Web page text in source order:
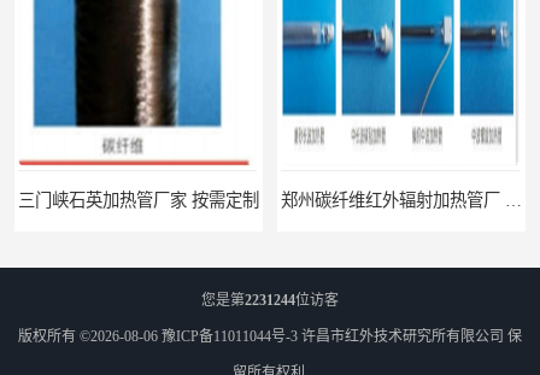
三门峡石英加热管厂家 按需定制
您是第2231244位访客
版权所有 ©2026-08-06 豫ICP备11011044号-3 许昌市红外技术研究所有限公司 保